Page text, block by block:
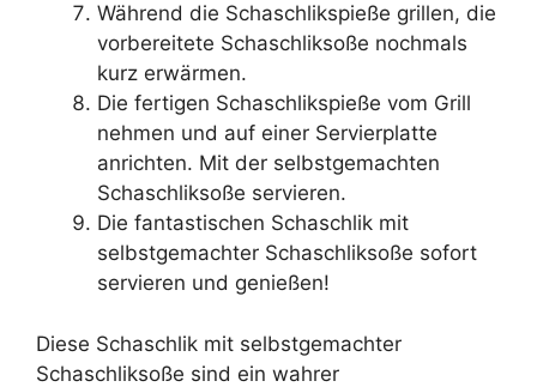
Während die Schaschlikspieße grillen, die
vorbereitete Schaschliksoße nochmals
kurz erwärmen.
Die fertigen Schaschlikspieße vom Grill
nehmen und auf einer Servierplatte
anrichten. Mit der selbstgemachten
Schaschliksoße servieren.
Die fantastischen Schaschlik mit
selbstgemachter Schaschliksoße sofort
servieren und genießen!
Diese Schaschlik mit selbstgemachter
Schaschliksoße sind ein wahrer